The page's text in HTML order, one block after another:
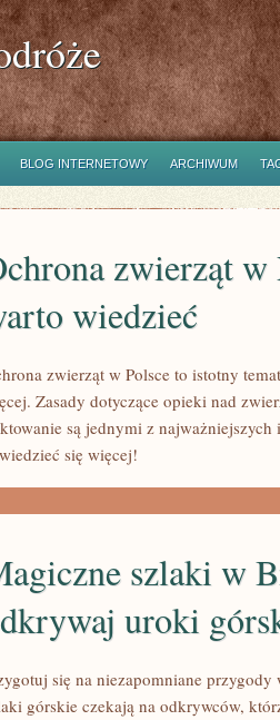
BLOG INTERNETOWY ARCHIWUM
zwierząt w
wiedzieć
zwierząt w Polsce to istotny
Zasady dotyczące opieki nad
są jednymi z
się więcej!
szlaki w
uroki
się na niezapomniane
górskie czekają na odkrywców,